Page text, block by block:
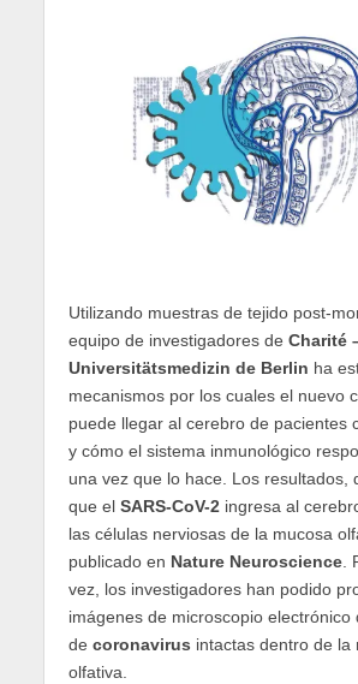
Utilizando muestras de tejido post-
equipo de investigadores de Charité
Universitätsmedizin de Berlin ha
mecanismos por los cuales el nuevo
puede llegar al cerebro de pacientes
y cómo el sistema inmunológico
una vez que lo hace. Los resultados,
que elSARS-CoV-2ingresa al
las células nerviosas de la mucosa
publicado en Nature Neuroscience.
vez, los investigadores han podido
imágenes de microscopio electrónico
de coronavirus intactas dentro de la
olfativa.